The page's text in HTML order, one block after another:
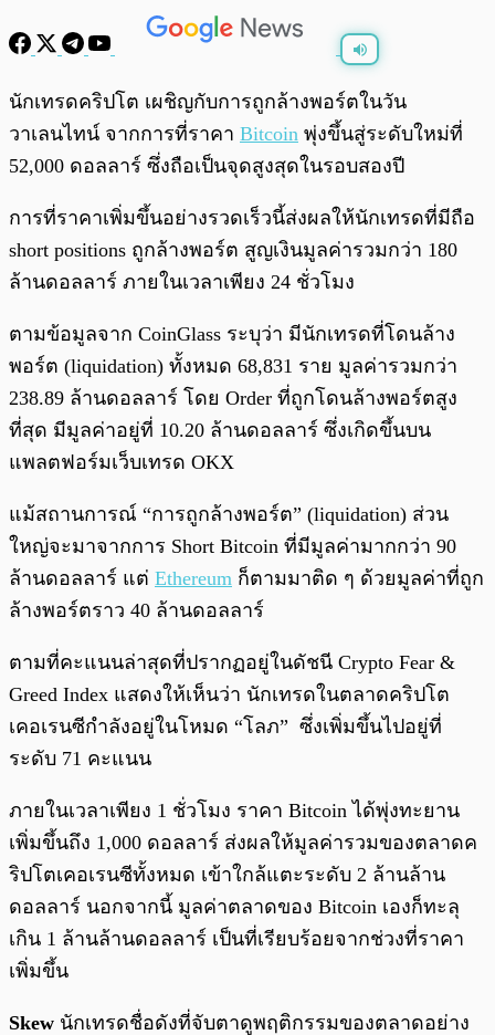
พร้อมเล่น 0:00
นักเทรดคริปโต เผชิญกับการถูกล้างพอร์ตในวัน
วาเลนไทน์ จากการที่ราคา Bitcoin พุ่งขึ้นสู่ระดับใหม่ที่
52,000 ดอลลาร์ ซึ่งถือเป็นจุดสูงสุดในรอบสองปี
การที่ราคาเพิ่มขึ้นอย่างรวดเร็วนี้ส่งผลให้นักเทรดที่มีถือ
short positions ถูกล้างพอร์ต สูญเงินมูลค่ารวมกว่า 180
ล้านดอลลาร์ ภายในเวลาเพียง 24 ชั่วโมง
ตามข้อมูลจาก CoinGlass ระบุว่า มีนักเทรดที่โดนล้าง
พอร์ต (liquidation) ทั้งหมด 68,831 ราย มูลค่ารวมกว่า
238.89 ล้านดอลลาร์ โดย Order ที่ถูกโดนล้างพอร์ตสูง
ที่สุด มีมูลค่าอยู่ที่ 10.20 ล้านดอลลาร์ ซึ่งเกิดขึ้นบน
แพลตฟอร์มเว็บเทรด OKX
แม้สถานการณ์ “การถูกล้างพอร์ต” (liquidation) ส่วน
ใหญ่จะมาจากการ Short Bitcoin ที่มีมูลค่ามากกว่า 90
ล้านดอลลาร์ แต่ Ethereum ก็ตามมาติด ๆ ด้วยมูลค่าที่ถูก
ล้างพอร์ตราว 40 ล้านดอลลาร์
ตามที่คะแนนล่าสุดที่ปรากฏอยู่ในดัชนี Crypto Fear &
Greed Index แสดงให้เห็นว่า นักเทรดในตลาดคริปโต
เคอเรนซีกำลังอยู่ในโหมด “โลภ” ซึ่งเพิ่มขึ้นไปอยู่ที่
ระดับ 71 คะแนน
ภายในเวลาเพียง 1 ชั่วโมง ราคา Bitcoin ได้พุ่งทะยาน
เพิ่มขึ้นถึง 1,000 ดอลลาร์ ส่งผลให้มูลค่ารวมของตลาดค
ริปโตเคอเรนซีทั้งหมด เข้าใกล้แตะระดับ 2 ล้านล้าน
ดอลลาร์ นอกจากนี้ มูลค่าตลาดของ Bitcoin เองก็ทะลุ
เกิน 1 ล้านล้านดอลลาร์ เป็นที่เรียบร้อยจากช่วงที่ราคา
เพิ่มขึ้น
Skew นักเทรดชื่อดังที่จับตาดูพฤติกรรมของตลาดอย่าง